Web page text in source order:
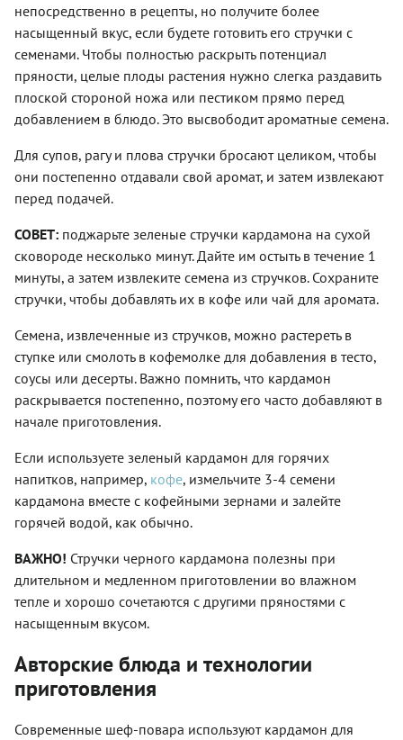
непосредственно в рецепты, но получите более
насыщенный вкус, если будете готовить его стручки с
семенами. Чтобы полностью раскрыть потенциал
пряности, целые плоды растения нужно слегка раздавить
плоской стороной ножа или пестиком прямо перед
добавлением в блюдо. Это высвободит ароматные семена.
Для супов, рагу и плова стручки бросают целиком, чтобы
они постепенно отдавали свой аромат, и затем извлекают
перед подачей.
СОВЕТ: поджарьте зеленые стручки кардамона на сухой
сковороде несколько минут. Дайте им остыть в течение 1
минуты, а затем извлеките семена из стручков. Сохраните
стручки, чтобы добавлять их в кофе или чай для аромата.
Семена, извлеченные из стручков, можно растереть в
ступке или смолоть в кофемолке для добавления в тесто,
соусы или десерты. Важно помнить, что кардамон
раскрывается постепенно, поэтому его часто добавляют в
начале приготовления.
Если используете зеленый кардамон для горячих
напитков, например, кофе, измельчите 3-4 семени
кардамона вместе с кофейными зернами и залейте
горячей водой, как обычно.
ВАЖНО! Стручки черного кардамона полезны при
длительном и медленном приготовлении во влажном
тепле и хорошо сочетаются с другими пряностями с
насыщенным вкусом.
Авторские блюда и технологии
приготовления
Современные шеф-повара используют кардамон для